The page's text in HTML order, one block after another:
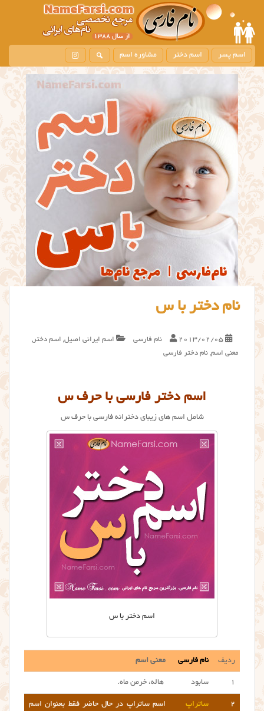
m
i
c
n
t
اسم پسر اسم دختر مشاوره اسم
نام دختر با س
2013/02/05 نام فارسی اسم ایرانی اصیل, اسم دختر ,
معنی اسم, نام دختر فارسی
اسم دختر فارسی با حرف س
شامل اسم های زیبای دخترانه فارسی با حرف س
اسم دختر با س
ردیف نام فارسی معنی اسم
۱ سابود هاله، خرمن ماه.
۲ ساتراپ
اسم ساتراپ در حال حاضر فقط بعنوان اسم